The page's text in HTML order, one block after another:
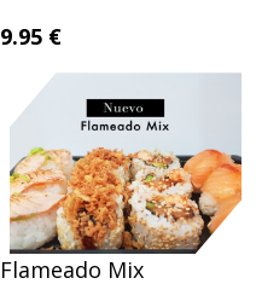
9.95 €
Flameado Mix